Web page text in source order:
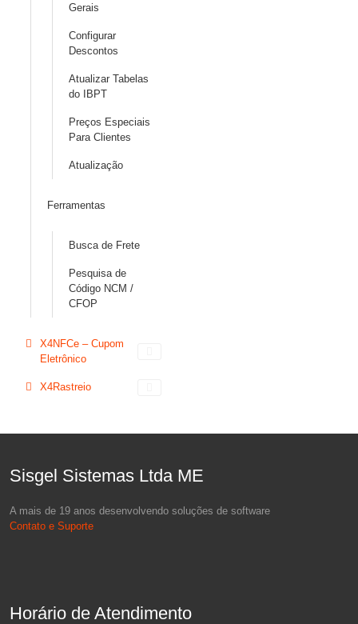
Gerais
Configurar
Descontos
Atualizar Tabelas
do IBPT
Preços Especiais
Para Clientes
Atualização
Ferramentas
Busca de Frete
Pesquisa de
Código NCM /
CFOP
X4NFCe – Cupom
Eletrônico
X4Rastreio
Sisgel Sistemas Ltda ME
A mais de 19 anos desenvolvendo soluções de software
Contato e Suporte
Horário de Atendimento